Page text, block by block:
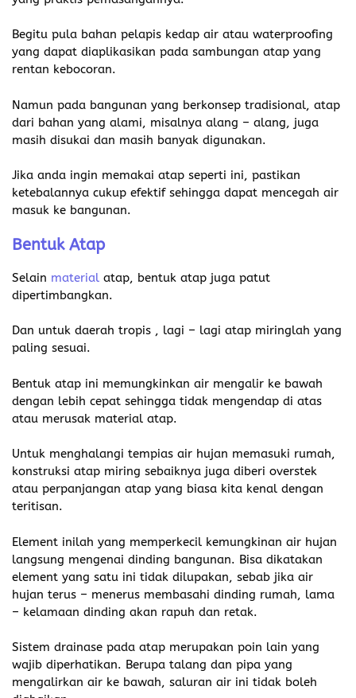
Begitu pula bahan pelapis kedap air atau waterproofing
yang dapat diaplikasikan pada sambungan atap yang
rentan kebocoran.
Namun pada bangunan yang berkonsep tradisional, atap
dari bahan yang alami, misalnya alang – alang, juga
masih disukai dan masih banyak digunakan.
Jika anda ingin memakai atap seperti ini, pastikan
ketebalannya cukup efektif sehingga dapat mencegah air
masuk ke bangunan.
Bentuk Atap
Selain material atap, bentuk atap juga patut
dipertimbangkan.
Dan untuk daerah tropis , lagi – lagi atap miringlah yang
paling sesuai.
Bentuk atap ini memungkinkan air mengalir ke bawah
dengan lebih cepat sehingga tidak mengendap di atas
atau merusak material atap.
Untuk menghalangi tempias air hujan memasuki rumah,
konstruksi atap miring sebaiknya juga diberi overstek
atau perpanjangan atap yang biasa kita kenal dengan
teritisan.
Element inilah yang memperkecil kemungkinan air hujan
langsung mengenai dinding bangunan. Bisa dikatakan
element yang satu ini tidak dilupakan, sebab jika air
hujan terus – menerus membasahi dinding rumah, lama
– kelamaan dinding akan rapuh dan retak.
Sistem drainase pada atap merupakan poin lain yang
wajib diperhatikan. Berupa talang dan pipa yang
mengalirkan air ke bawah, saluran air ini tidak boleh